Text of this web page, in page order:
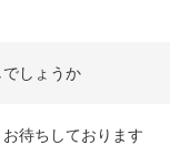
しょうか
待ちしております